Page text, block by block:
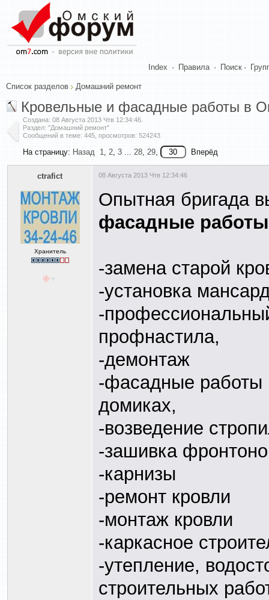
Index · Правила · Поиск ·
Список разделов Домашний ремонт
Кровельные и фасадные работы в
Создана: 08 Августа 2013 Чтв 12:34:46
Раздел: "Домашний ремонт"
Сообщений в теме: 445, просмотров: 524243
На страницу: Назад 1, 2, 3 ... 28, 29, Вперёд
ctrafict
Хранитель
08 Августа 2013 Чтв 12:34:46
Опытная бригада
фасадные
-замена старой
-установка
-
профнастила,
-демонтаж
-фасадные работы
домиках,
-возведение
-зашивка
-карнизы
-ремонт кровли
-монтаж кровли
-каркасное
-утепление,
строительных